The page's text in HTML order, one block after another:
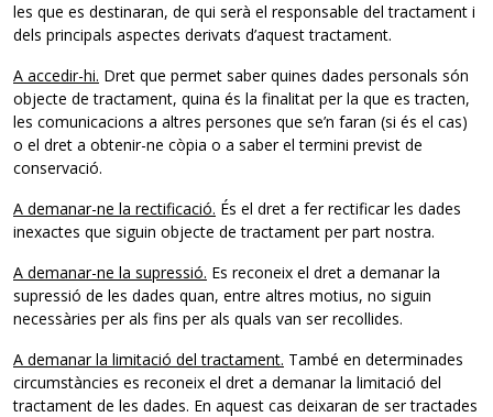
les que es destinaran, de qui serà el responsable del tractament i
dels principals aspectes derivats d’aquest tractament.
A accedir-hi. Dret que permet saber quines dades personals són
objecte de tractament, quina és la finalitat per la que es tracten,
les comunicacions a altres persones que se’n faran (si és el cas)
o el dret a obtenir-ne còpia o a saber el termini previst de
conservació.
A demanar-ne la rectificació. És el dret a fer rectificar les dades
inexactes que siguin objecte de tractament per part nostra.
A demanar-ne la supressió. Es reconeix el dret a demanar la
supressió de les dades quan, entre altres motius, no siguin
necessàries per als fins per als quals van ser recollides.
A demanar la limitació del tractament. També en determinades
circumstàncies es reconeix el dret a demanar la limitació del
tractament de les dades. En aquest cas deixaran de ser tractades